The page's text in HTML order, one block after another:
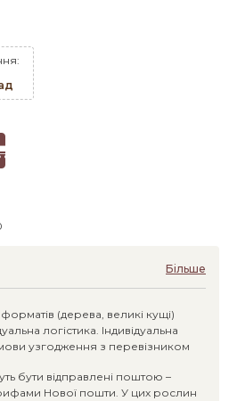
Більше
(дерева, великі кущі)
логістика. Індивідуальна
узгодження з перевізником
бути відправлені поштою –
Нової пошти. У цих рослин